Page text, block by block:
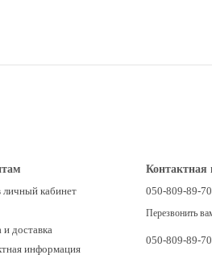
кабинет
и доставка
информация
050-809-89-70
Перезвонить
050-809-89-70